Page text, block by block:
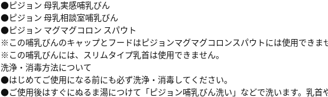
●ピジョン 母乳実感哺乳びん
●ピジョン 母乳相談室哺乳びん
●ピジョン マグマグコロン スパウト
※この哺乳びんのキャップとフードはピジョンマグマグコロンスパウトには使用できま
※この哺乳びんには、スリムタイプ乳首は使用できません。
洗浄・消毒方法について
●はじめてご使用になる前にも必ず洗浄・消毒してください。
●ご使用後はすぐにぬるま湯につけて「ピジョン哺乳びん洗い」などで洗います。乳